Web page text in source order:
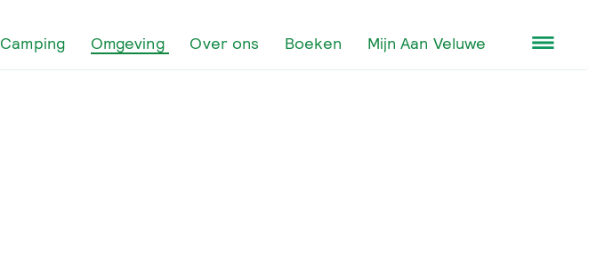
Camping Omgeving Over ons Boeken Mijn Aan Veluwe